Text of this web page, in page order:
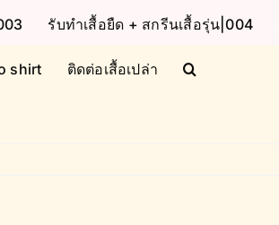
รับทำเสื้อยืด + สกรีนเสื้อรุ่น|004
shirt ติดต่อเสื้อเปล่า